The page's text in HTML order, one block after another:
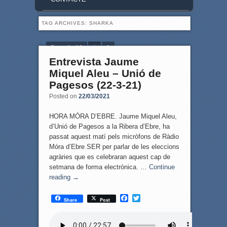
TAG ARCHIVES: SHARKA
Page 1 of 2 1 2
Entrevista Jaume
Miquel Aleu – Unió de
Pagesos (22-3-21)
Posted on 22/03/2021
HORA MÓRA D’EBRE. Jaume Miquel Aleu,
d’Unió de Pagesos a la Ribera d’Ebre, ha
passat aquest matí pels micròfons de Ràdio
Móra d’Ebre SER per parlar de les eleccions
agràries que es celebraran aquest cap de
setmana de forma electrònica. … Continue
reading →
Share Post
F
T